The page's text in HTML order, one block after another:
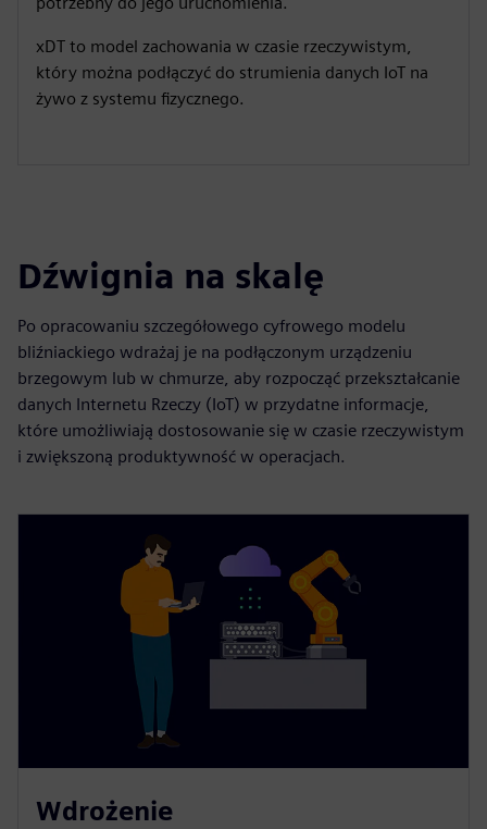
xDT to model zachowania w czasie rzeczywistym,
który można podłączyć do strumienia danych IoT na
żywo z systemu fizycznego.
Dźwignia na skalę
Po opracowaniu szczegółowego cyfrowego modelu
bliźniackiego wdrażaj je na podłączonym urządzeniu
brzegowym lub w chmurze, aby rozpocząć przekształcanie
danych Internetu Rzeczy (IoT) w przydatne informacje,
które umożliwiają dostosowanie się w czasie rzeczywistym
i zwiększoną produktywność w operacjach.
Wdrożenie